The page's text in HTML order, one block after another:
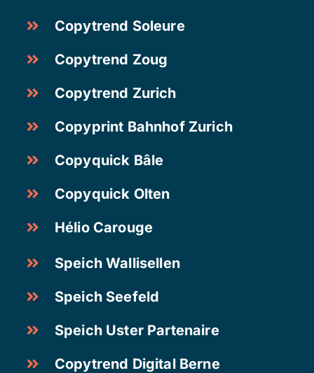
Copytrend Soleure
Copytrend Zoug
Copytrend Zurich
Copyprint Bahnhof Zurich
Copyquick Bâle
Copyquick Olten
Hélio Carouge
Speich Wallisellen
Speich Seefeld
Speich Uster Partenaire
Copytrend Digital Berne